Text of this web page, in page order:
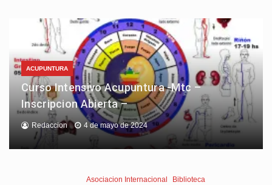
ACUPUNTURA
Curso Intensivo Acupuntura -Mtc –
Inscripcion Abierta –
Redaccion 4 de mayo de 2024
Asociacion Internacional
Biblioteca